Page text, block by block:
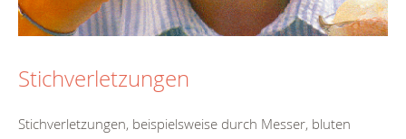
Stichverletzungen
Stichverletzungen, beispielsweise durch Messer, bluten